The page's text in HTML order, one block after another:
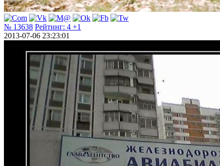
№ 13638 Рейтинг: 4 +1
2013-07-06 23:23:01